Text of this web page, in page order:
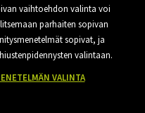
vaihtoehdon valinta voi
parhaiten sopivan
sopivat, ja
valintaan.
VALINTA